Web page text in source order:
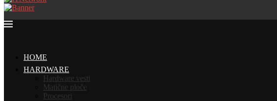
HOME
HARDWARE
Hardware vesti
Matične ploče
Procesori